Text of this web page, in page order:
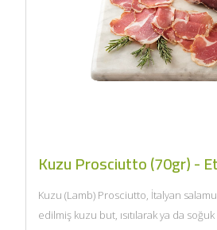
Kuzu Prosciutto (70gr) -
Kuzu (Lamb) Prosciutto, İtalyan
edilmiş kuzu but, ısıtılarak ya da soğuk